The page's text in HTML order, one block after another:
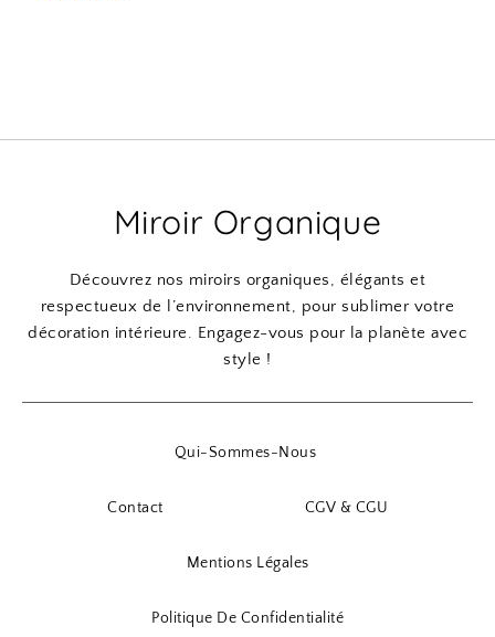
Miroir Organique
Découvrez nos miroirs organiques, élégants et
respectueux de l’environnement, pour sublimer votre
décoration intérieure. Engagez-vous pour la planète avec
style !
Qui-Sommes-Nous
Contact CGV & CGU
Mentions Légales
Politique De Confidentialité